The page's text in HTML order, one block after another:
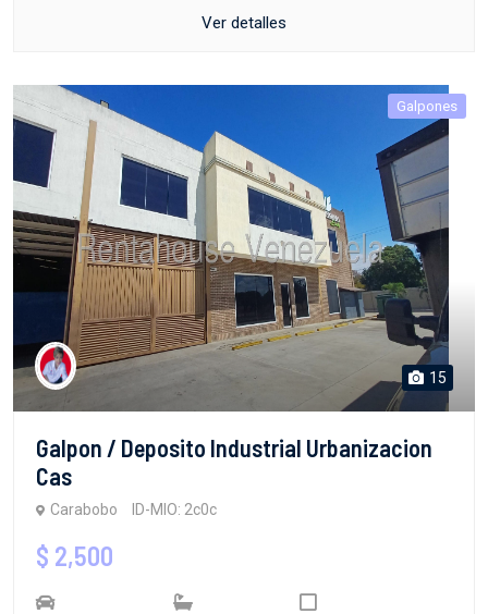
Ver detalles
Galpones
15
Galpon / Deposito Industrial Urbanizacion
Cas
Carabobo ID-MIO: 2c0c
$ 2,500